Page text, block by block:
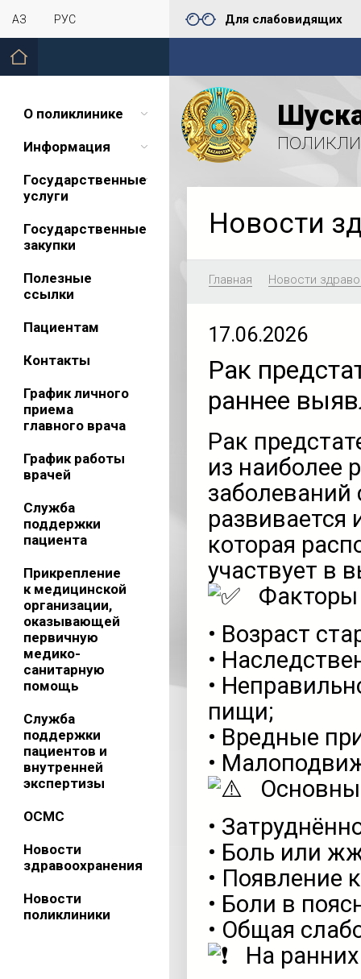
ҚАЗ РУС Для слабовидящих
О поликлинике
Информация
Государственные
услуги
Государственные
закупки
Полезные
ссылки
Пациентам
Контакты
График личного
приема
главного врача
График работы
врачей
Служба
поддержки
пациента
Прикрепление
к медицинской
организации,
оказывающей
первичную
медико-
санитарную
помощь
Служба
поддержки
пациентов и
внутренней
экспертизы
ОСМС
Новости
здравоохранения
Новости
поликлиники
Новости
Главная Новости
17.06.2026
Рак
раннее
Рак
из наиболее
развивается
которая
участвует в
Факторы
• Возраст
•
•
пищи;
• Вредные
•
•
• Боль или
• Появление
• Боли в
• Общая
На